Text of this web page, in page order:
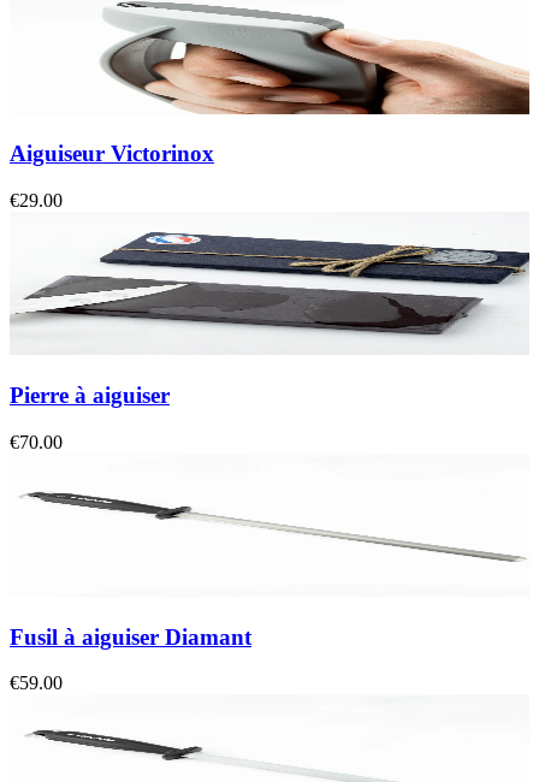
Aiguiseur Victorinox
€29.00
Pierre à aiguiser
€70.00
Fusil à aiguiser Diamant
€59.00